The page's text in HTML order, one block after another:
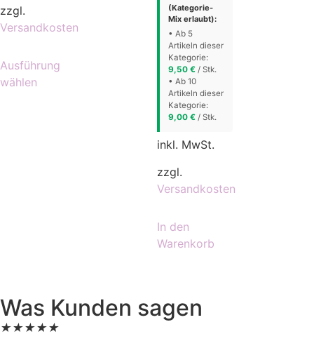
zzgl.
Versandkosten
Ausführung
wählen
(Kategorie-
Mix erlaubt):
• Ab 5
Artikeln dieser
Kategorie:
9,50 € / Stk.
• Ab 10
Artikeln dieser
Kategorie:
9,00 € / Stk.
inkl. MwSt.
zzgl.
Versandkosten
In den
Warenkorb
Was Kunden sagen
★★★★★